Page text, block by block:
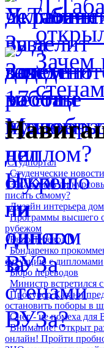
Студпортал
Студенческие новости
Заказывать ли
писать самому?
Дизайн интерьера
Программы высшего
рубежом
ЕвроПеревод
Бондаренко
ситуацию с дипломами
Бюро переводов
Министр встретился
Прокурор Казани
остановить поборы в
Снег - не помеха
Внимание! Открыт
онлайн! Пройти